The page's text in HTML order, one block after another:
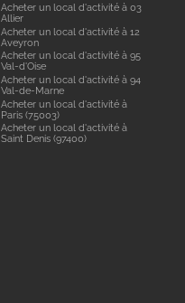
Acheter un local d'activité à 03
Allier
Acheter un local d'activité à 12
Aveyron
Acheter un local d'activité à 95
Val-d'Oise
Acheter un local d'activité à 94
Val-de-Marne
Acheter un local d'activité à
Paris (75003)
Acheter un local d'activité à
Saint Denis (97400)